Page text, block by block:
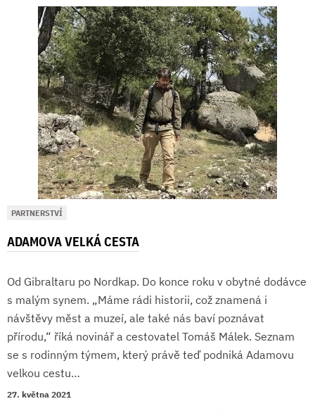
PARTNERSTVÍ
ADAMOVA VELKÁ CESTA
Od Gibraltaru po Nordkap. Do konce roku v obytné dodávce
s malým synem. „Máme rádi historii, což znamená i
návštěvy měst a muzeí, ale také nás baví poznávat
přírodu,“ říká novinář a cestovatel Tomáš Málek. Seznam
se s rodinným týmem, který právě teď podniká Adamovu
velkou cestu…
27. května 2021